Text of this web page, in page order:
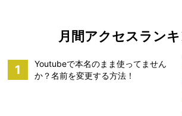
月間アクセスラン
1
Youtubeで本名のまま使ってません
か？名前を変更する方法！